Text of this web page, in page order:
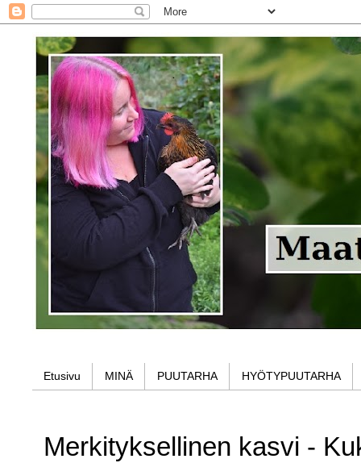
Etusivu MINÄ PUUTARHA HYÖTYPUUTARHA
Merkityksellinen kasvi -